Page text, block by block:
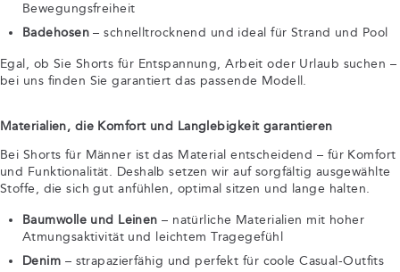
Bewegungsfreiheit
Badehosen– schnelltrocknend und ideal für Strand und Pool
Egal, ob Sie Shorts für Entspannung, Arbeit oder Urlaub suchen –
bei uns finden Sie garantiert das passende Modell.
Materialien, die Komfort und Langlebigkeit garantieren
Bei Shorts für Männer ist das Material entscheidend – für Komfort
und Funktionalität. Deshalb setzen wir auf sorgfältig ausgewählte
Stoffe, die sich gut anfühlen, optimal sitzen und lange halten.
Baumwolle und Leinen – natürliche Materialien mit hoher
Atmungsaktivität und leichtem Tragegefühl
Denim – strapazierfähig und perfekt für coole Casual-Outfits